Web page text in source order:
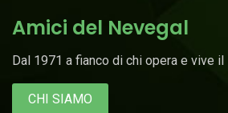
Amici del Nevegal
Dal 1971 a fianco di chi opera e vive il
CHI SIAMO